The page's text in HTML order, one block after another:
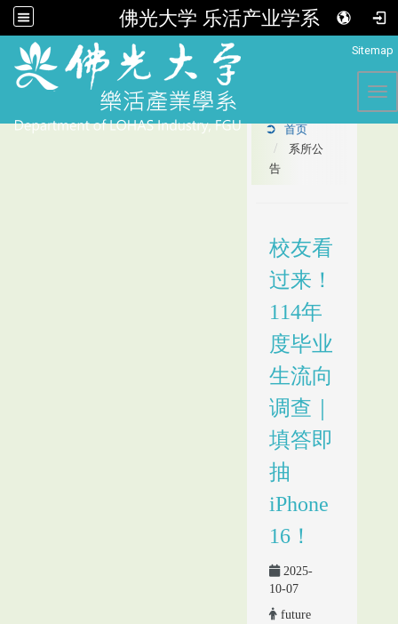
佛光大学 乐活产业学系
Sitemap
首页
系所公
告
校友看
过来！
114年
度毕业
生流向
调查｜
填答即
抽
iPhone
16！
2025-
10-07
future